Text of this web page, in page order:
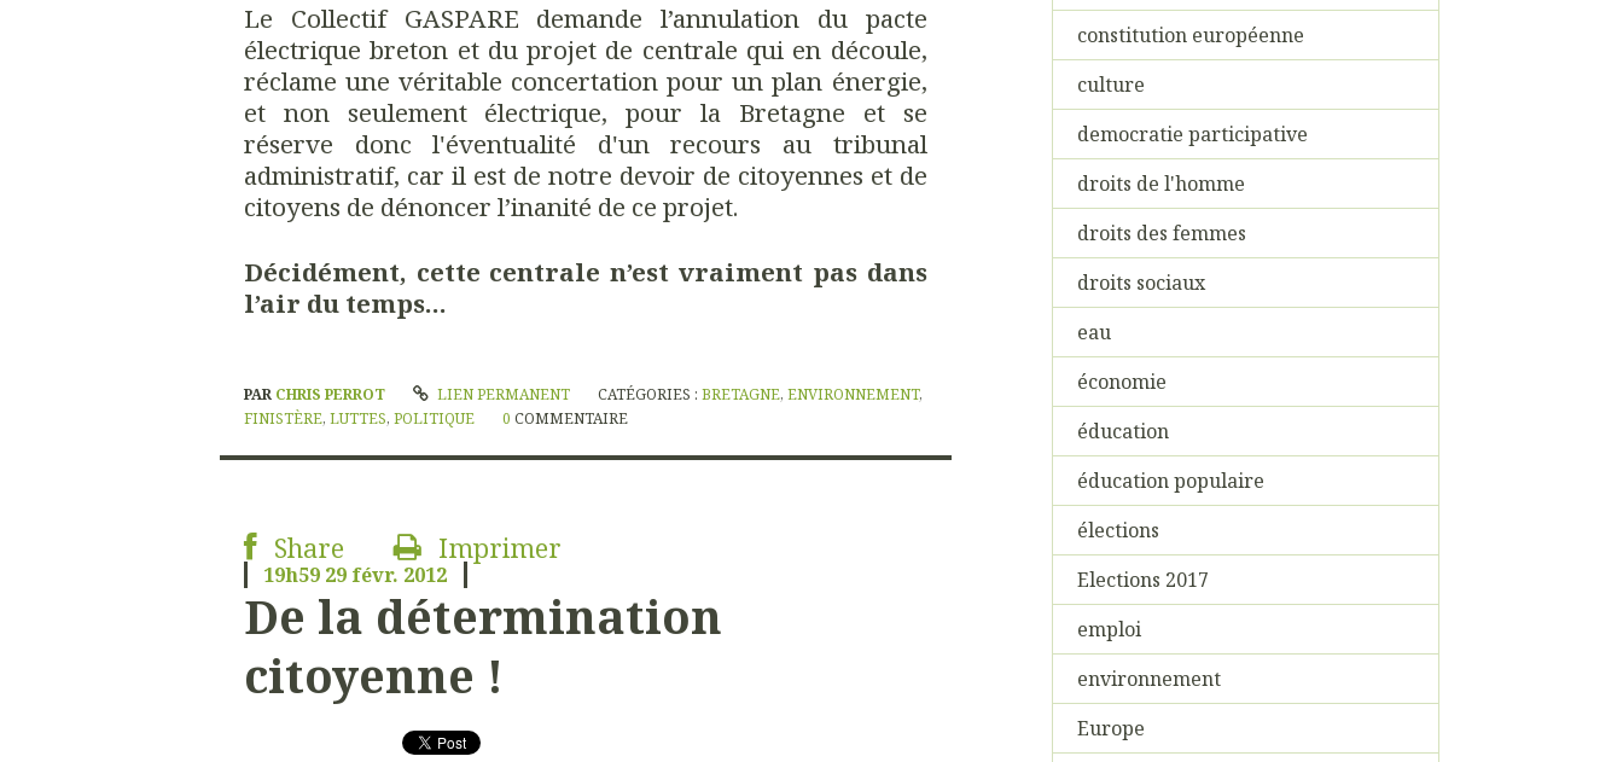
Le Collectif GASPARE demande l’annulation du pacte
électrique breton et du projet de centrale qui en découle,
réclame une véritable concertation pour un plan énergie,
et non seulement électrique, pour la Bretagne et se
réserve donc l'éventualité d'un recours au tribunal
administratif, car il est de notre devoir de citoyennes et de
citoyens de dénoncer l’inanité de ce projet.
Décidément, cette centrale n’est vraiment pas dans
l’air du temps…
PAR CHRIS PERROT LIEN PERMANENT CATÉGORIES :BRETAGNE,ENVIRONNEMENT,
FINISTÈRE, LUTTES, POLITIQUE 0 COMMENTAIRE
Share Imprimer
19h59 29 févr. 2012
De la détermination
citoyenne !
constitution européenne
culture
democratie participative
droits de l'homme
droits des femmes
droits sociaux
eau
économie
éducation
éducation populaire
élections
Elections 2017
emploi
environnement
Europe